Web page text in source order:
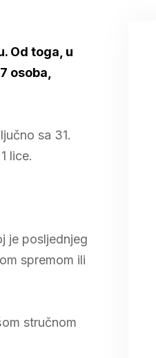
Od toga, u
osoba,
sa 31.
lice.
je posljednjeg
spremom ili
stručnom